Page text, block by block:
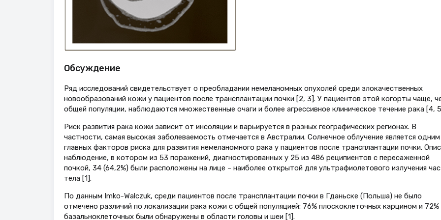
Обсуждение
Ряд исследований свидетельствует о преобладании немеланомных опухолей среди злокачественных
новообразований кожи у пациентов после трансплантации почки [2, 3]. У пациентов этой когорты чаще,
общей популяции, наблюдаются множественные очаги и более агрессивное клиническое течение рака [4,
Риск развития рака кожи зависит от инсоляции и варьируется в разных географических регионах. В
частности, самая высокая заболеваемость отмечается в Австралии. Солнечное облучение является одним
главных факторов риска для развития немеланомного рака у пациентов после трансплантации почки.
наблюдение, в котором из 53 поражений, диагностированных у 25 из 486 реципиентов с пересаженной
почкой, 34 (64,2%) были расположены на лице – наиболее открытой для ультрафиолетового излучения
тела [1].
По данным Imko-Walczuk, среди пациентов после трансплантации почки в Гданьске (Польша) не было
отмечено различий по локализации рака кожи с общей популяцией: 76% плоскоклеточных карцином и 72%
базальноклеточных были обнаружены в области головы и шеи [1].